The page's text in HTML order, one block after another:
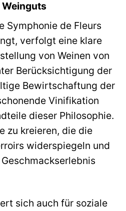
Weinguts
Symphonie de Fleurs
verfolgt eine klare
von Weinen von
Berücksichtigung der
Bewirtschaftung der
Vinifikation
dieser Philosophie.
zu kreieren, die die
widerspiegeln und
sich auch für soziale